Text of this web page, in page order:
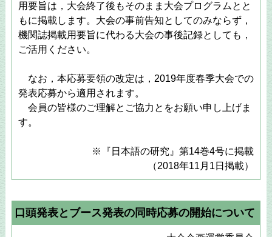
用要旨は，大会終了後もそのまま大会プログラムとと
もに掲載します。大会の事前告知としてのみならず，
機関誌掲載用要旨に代わる大会の事後記録としても，
ご活用ください。
なお，本応募要領の改定は，2019年度春季大会での
発表応募から適用されます。
会員の皆様のご理解とご協力とをお願い申し上げま
す。
※『日本語の研究』第14巻4号に掲載
（2018年11月1日掲載）
口頭発表とブース発表の同時応募の開始について